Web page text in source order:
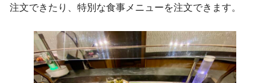
注文できたり、特別な食事メニューを注文できます。